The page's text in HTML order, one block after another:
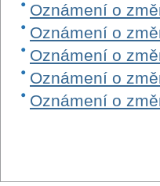
Oznámení o
Oznámení o
Oznámení o
Oznámení o
Oznámení o